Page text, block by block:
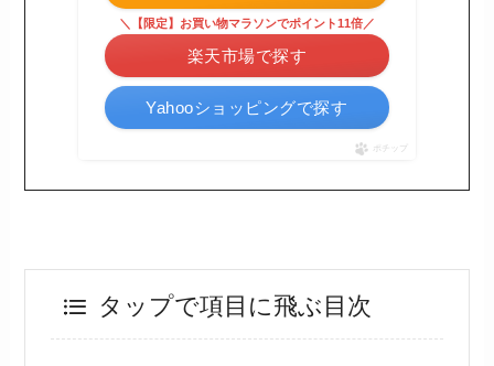
＼【限定】お買い物マラソンでポイント11倍／
楽天市場で探す
Yahooショッピングで探す
ポチップ
タップで項目に飛ぶ目次